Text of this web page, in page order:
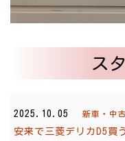
ス
2025.10.05 新車・中
安来で三菱デリカD5買